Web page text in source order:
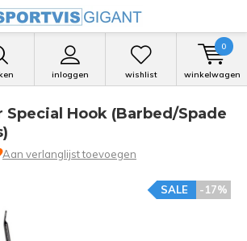
inloggen wishlist winkelwagen
0
Special Hook (Barbed/Spade
Aan verlanglijst toevoegen
-17%
SALE